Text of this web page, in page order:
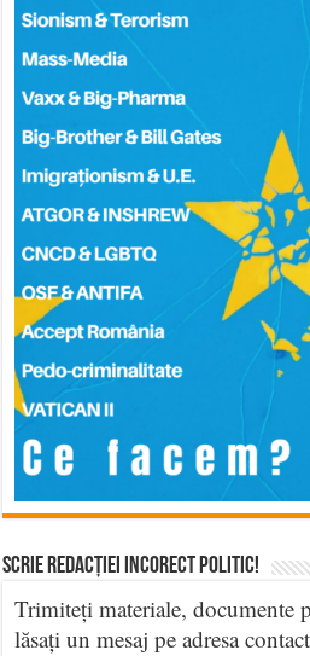
Scrie Redacției Incorect Politic!
Trimiteți materiale, documente
lăsați un mesaj pe adresa